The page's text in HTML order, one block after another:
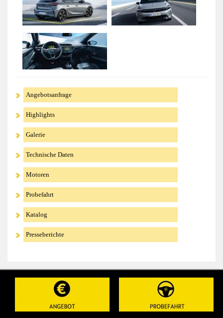
Angebotsanfrage
Highlights
Galerie
Technische Daten
Motoren
Probefahrt
Katalog
Presseberichte